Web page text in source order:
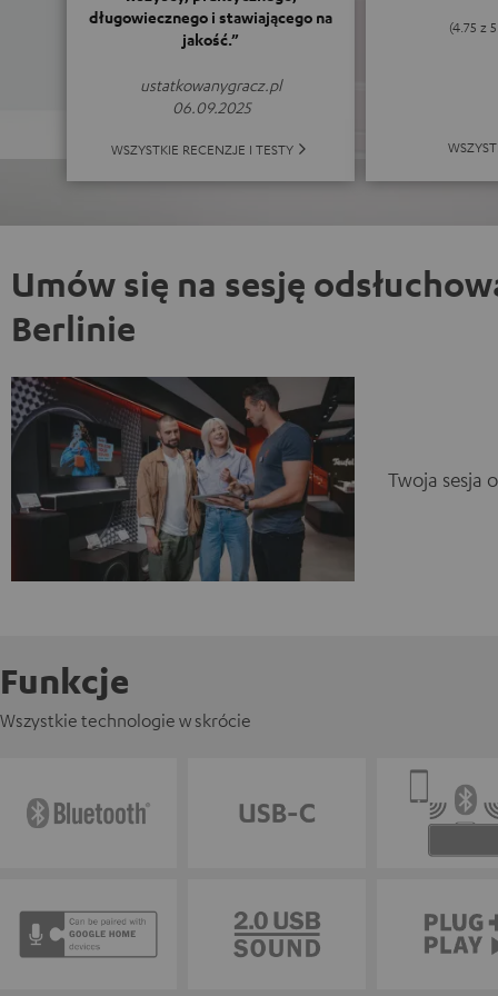
długowiecznego i stawiającego na
jakość.”
ustatkowanygracz.pl
06.09.2025
WSZYSTKIE RECENZJE I TESTY
(4.75 z
Umów się na sesję
Berlinie
Twoja sesja
Funkcje
Wszystkie technologie w skrócie